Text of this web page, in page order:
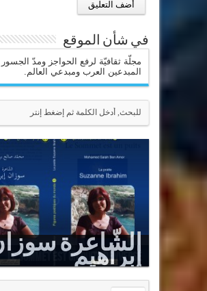
في شأن الموقع
مجلّة ثقافيّة لرفع الحواجز ومدّ الجسور
المبدعين العرب ومبدعي العالم.
Le Sommet est un puits renversé